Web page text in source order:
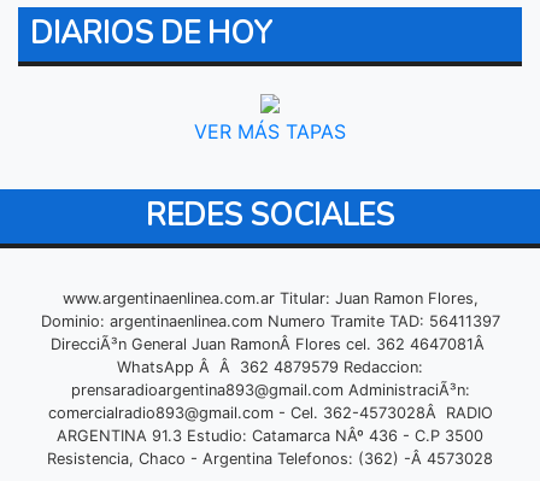
DIARIOS DE HOY
VER MÁS TAPAS
REDES SOCIALES
www.argentinaenlinea.com.ar Titular: Juan Ramon Flores,
Dominio: argentinaenlinea.com Numero Tramite TAD: 56411397
DirecciÃ³n General Juan RamonÂ Flores cel. 362 4647081Â
WhatsApp Â Â 362 4879579 Redaccion:
prensaradioargentina893@gmail.comAdministraciÃ³n:
comercialradio893@gmail.com- Cel. 362-4573028Â RADIO
ARGENTINA 91.3 Estudio: Catamarca NÂº 436 - C.P 3500
Resistencia, Chaco - Argentina Telefonos: (362) -Â 4573028